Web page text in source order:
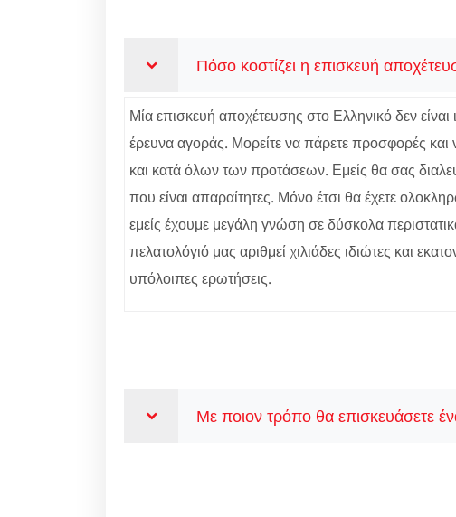
Πόσο κοστίζει η επισκευή
Μία επισκευή αποχέτευσης στο Ελληνικό δεν είναι
έρευνα αγοράς. Μορείτε να πάρετε προσφορές
και κατά όλων των προτάσεων. Εμείς θα σας
που είναι απαραίτητες. Μόνο έτσι θα έχετε
εμείς έχουμε μεγάλη γνώση σε δύσκολα
πελατολόγιό μας αριθμεί χιλιάδες ιδιώτες και
υπόλοιπες ερωτήσεις.
Με ποιον τρόπο θα επισκευάσετε